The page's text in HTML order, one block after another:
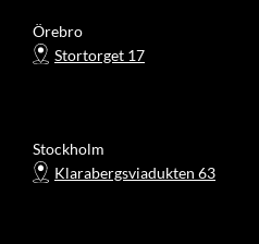
Örebro
Stortorget 17
Stockholm
Klarabergsviadukten 63